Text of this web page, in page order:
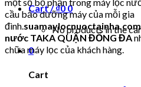
Cart /₫0 0
No products in the
0
Cart
cầu bảo dưỡng máy của mỗi gia
đình.suamaylocnuoctainha.com
nước TAKA QUẬN ĐỐNG ĐA
chữa máy lọc của khách hàng.